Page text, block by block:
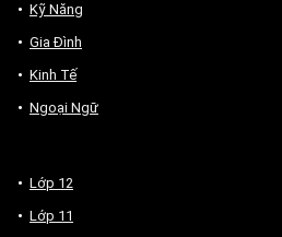
Kỹ Năng
Gia Đình
Kinh Tế
Ngoại Ngữ
Lớp 12
Lớp 11